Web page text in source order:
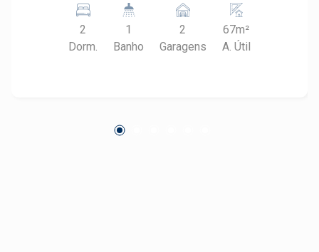
armários, sendo uma suíte com gabinete e box,
sala 2 ambientes. sacada gourmet, banheiro
social, cozinha americana com excelente
2
Dorm.
1
Banho
2
Garagens
67m²
A. Útil